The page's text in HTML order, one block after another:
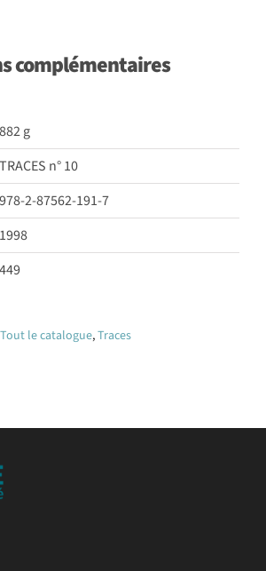
complémentaires
882 g
TRACES n° 10
978-2-87562-191-7
1998
449
Tout le catalogue,Traces